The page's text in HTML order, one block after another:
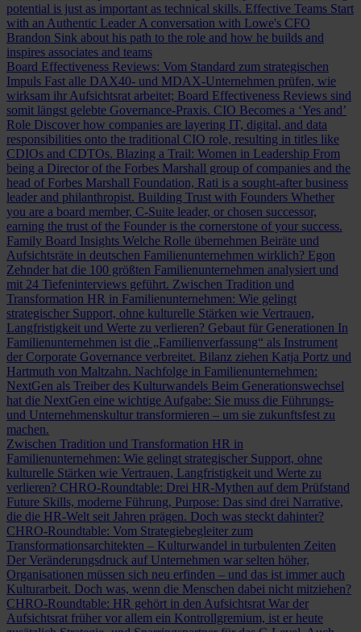
potential is just as important as technical skills. Effective Teams Start
with an Authentic Leader A conversation with Lowe's CFO
Brandon Sink about his path to the role and how he builds and
inspires associates and teams
Board Effectiveness Reviews: Vom Standard zum strategischen
Impuls Fast alle DAX40- und MDAX-Unternehmen prüfen, wie
wirksam ihr Aufsichtsrat arbeitet; Board Effectiveness Reviews sind
somit längst gelebte Governance-Praxis. CIO Becomes a ‘Yes and’
Role Discover how companies are layering IT, digital, and data
responsibilities onto the traditional CIO role, resulting in titles like
CDIOs and CDTOs. Blazing a Trail: Women in Leadership From
being a Director of the Forbes Marshall group of companies and the
head of Forbes Marshall Foundation, Rati is a sought-after business
leader and philanthropist. Building Trust with Founders Whether
you are a board member, C-Suite leader, or chosen successor,
earning the trust of the Founder is the cornerstone of your success.
Family Board Insights Welche Rolle übernehmen Beiräte und
Aufsichtsräte in deutschen Familienunternehmen wirklich? Egon
Zehnder hat die 100 größten Familienunternehmen analysiert und
mit 24 Tiefeninterviews geführt. Zwischen Tradition und
Transformation HR in Familienunternehmen: Wie gelingt
strategischer Support, ohne kulturelle Stärken wie Vertrauen,
Langfristigkeit und Werte zu verlieren? Gebaut für Generationen In
Familienunternehmen ist die „Familienverfassung“ als Instrument
der Corporate Governance verbreitet. Bilanz ziehen Katja Portz und
Hartmuth von Maltzahn. Nachfolge in Familienunternehmen:
NextGen als Treiber des Kulturwandels Beim Generationswechsel
hat die NextGen eine wichtige Aufgabe: Sie muss die Führungs-
und Unternehmenskultur transformieren – um sie zukunftsfest zu
machen.
Zwischen Tradition und Transformation HR in
Familienunternehmen: Wie gelingt strategischer Support, ohne
kulturelle Stärken wie Vertrauen, Langfristigkeit und Werte zu
verlieren? CHRO-Roundtable: Drei HR-Mythen auf dem Prüfstand
Future Skills, moderne Führung, Purpose: Das sind drei Narrative,
die die HR-Welt seit Jahren prägen. Doch was steckt dahinter?
CHRO-Roundtable: Vom Strategiebegleiter zum
Transformationsarchitekten – Kulturwandel in turbulenten Zeiten
Der Veränderungsdruck auf Unternehmen war selten höher,
Organisationen müssen sich neu erfinden – und das ist immer auch
Kulturarbeit. Doch was, wenn die Menschen dabei nicht mitziehen?
CHRO-Roundtable: HR gehört in den Aufsichtsrat War der
Aufsichtsrat früher vor allem ein Kontrollgremium, ist er heute